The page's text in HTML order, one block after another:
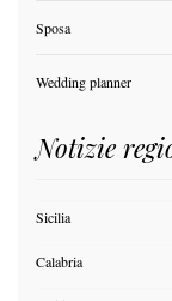
Sposa
Wedding planner
Notizie
Sicilia
Calabria